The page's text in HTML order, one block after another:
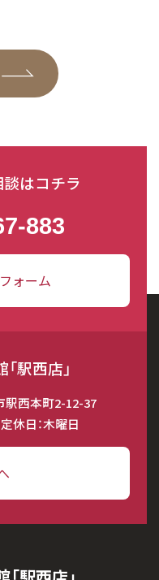
はコチラ
883
ォーム
駅西店」
西本町2-12-37
休日：木曜日